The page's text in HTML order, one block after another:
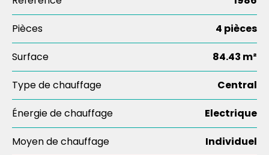
Pièces 4 pièces
Surface 84.43 m²
Type de chauffage Central
Énergie de chauffage Electrique
Moyen de chauffage Individuel